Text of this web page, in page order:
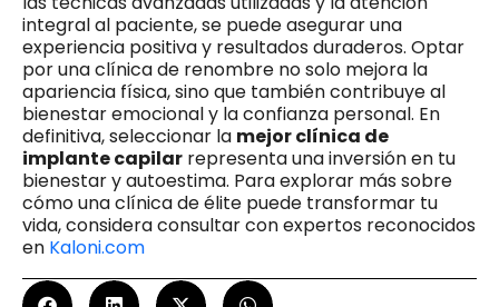
integral al paciente, se puede asegurar una
experiencia positiva y resultados duraderos. Optar
por una clínica de renombre no solo mejora la
apariencia física, sino que también contribuye al
bienestar emocional y la confianza personal. En
definitiva, seleccionar la mejor clínica de
implante capilar representa una inversión en tu
bienestar y autoestima. Para explorar más sobre
cómo una clínica de élite puede transformar tu
vida, considera consultar con expertos reconocidos
en Kaloni.com